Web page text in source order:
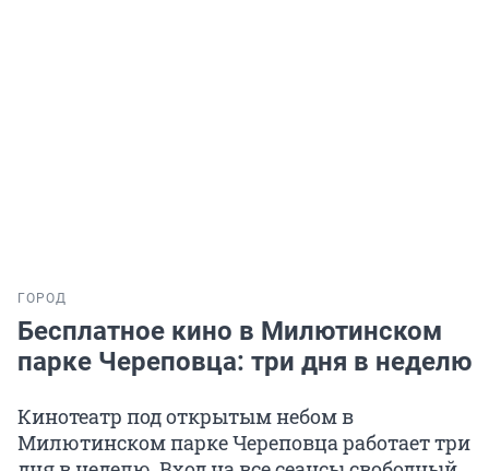
ГОРОД
Бесплатное кино в Милютинском
парке Череповца: три дня в неделю
Кинотеатр под открытым небом в
Милютинском парке Череповца работает три